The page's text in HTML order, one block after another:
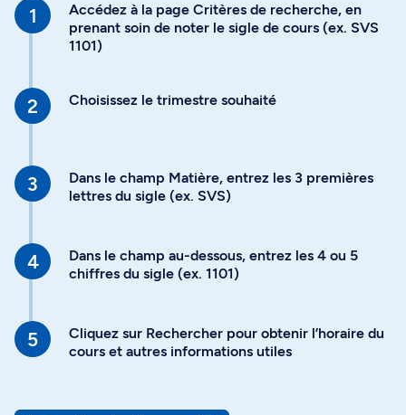
Accédez à la page Critères de recherche, en
prenant soin de noter le sigle de cours (ex. SVS
1101)
Choisissez le trimestre souhaité
Dans le champ Matière, entrez les 3 premières
lettres du sigle (ex. SVS)
Dans le champ au-dessous, entrez les 4 ou 5
chiffres du sigle (ex. 1101)
Cliquez sur Rechercher pour obtenir l’horaire du
cours et autres informations utiles